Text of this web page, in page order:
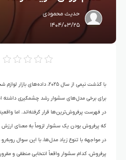
حدیث محمودی
۱۴۰۴/۰۳/۲۵
با گذشت نیمی از سال ۲۰۲۵،
برای برخی مدل‌های سشوار رشد چشمگیری داشته
در فهرست پرفروش‌ترین‌ها قرار گرفته‌اند. اما
که پرفروش بودن یک سشوار لزوماً به معنای ارزش
در مواجهه با تنوع زیاد مدل‌ها، با این سوال
پرفروش، کدام سشوار واقعاً انتخابی منطقی و